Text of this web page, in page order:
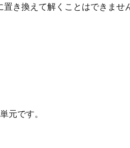
き換えて解くことはできませ
元です。